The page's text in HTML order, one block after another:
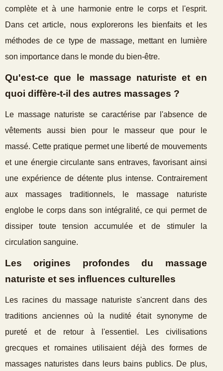
complète et à une harmonie entre le corps et l'esprit.
Dans cet article, nous explorerons les bienfaits et les
méthodes de ce type de massage, mettant en lumière
son importance dans le monde du bien-être.
Qu'est-ce que le massage naturiste et en
quoi diffère-t-il des autres massages ?
Le massage naturiste se caractérise par l'absence de
vêtements aussi bien pour le masseur que pour le
massé. Cette pratique permet une liberté de mouvements
et une énergie circulante sans entraves, favorisant ainsi
une expérience de détente plus intense. Contrairement
aux massages traditionnels, le massage naturiste
englobe le corps dans son intégralité, ce qui permet de
dissiper toute tension accumulée et de stimuler la
circulation sanguine.
Les origines profondes du massage
naturiste et ses influences culturelles
Les racines du massage naturiste s'ancrent dans des
traditions anciennes où la nudité était synonyme de
pureté et de retour à l'essentiel. Les civilisations
grecques et romaines utilisaient déjà des formes de
massages naturistes dans leurs bains publics. De plus,